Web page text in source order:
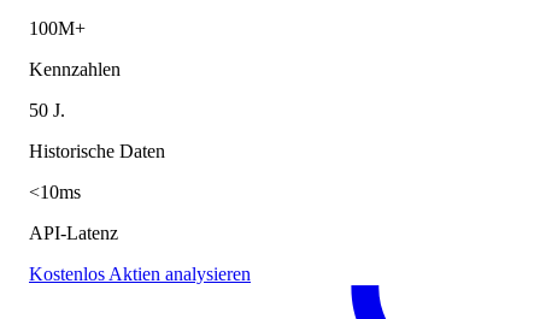
100M+
Kennzahlen
50 J.
Historische Daten
<10ms
API-Latenz
Kostenlos Aktien analysieren